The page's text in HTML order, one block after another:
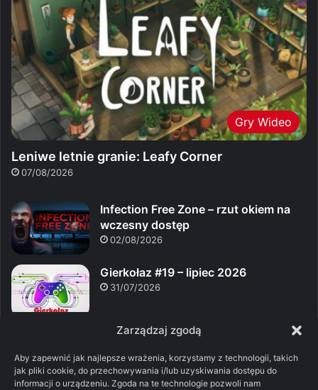
Zarządzaj zgodą
Aby zapewnić jak najlepsze wrażenia, korzystamy z technologii, takich
jak pliki cookie, do przechowywania i/lub uzyskiwania dostępu do
informacji o urządzeniu. Zgoda na te technologie pozwoli nam
Gry Wideo
Leniwe letnie granie: Leafy Corner
07/08/2026
Infection Free Zone – rzut okiem na
wczesny dostęp
02/08/2026
Gierkołaz #19 – lipiec 2026
31/07/2026
Librarian: Tidy Up the Arcane Library!
17/07/2026